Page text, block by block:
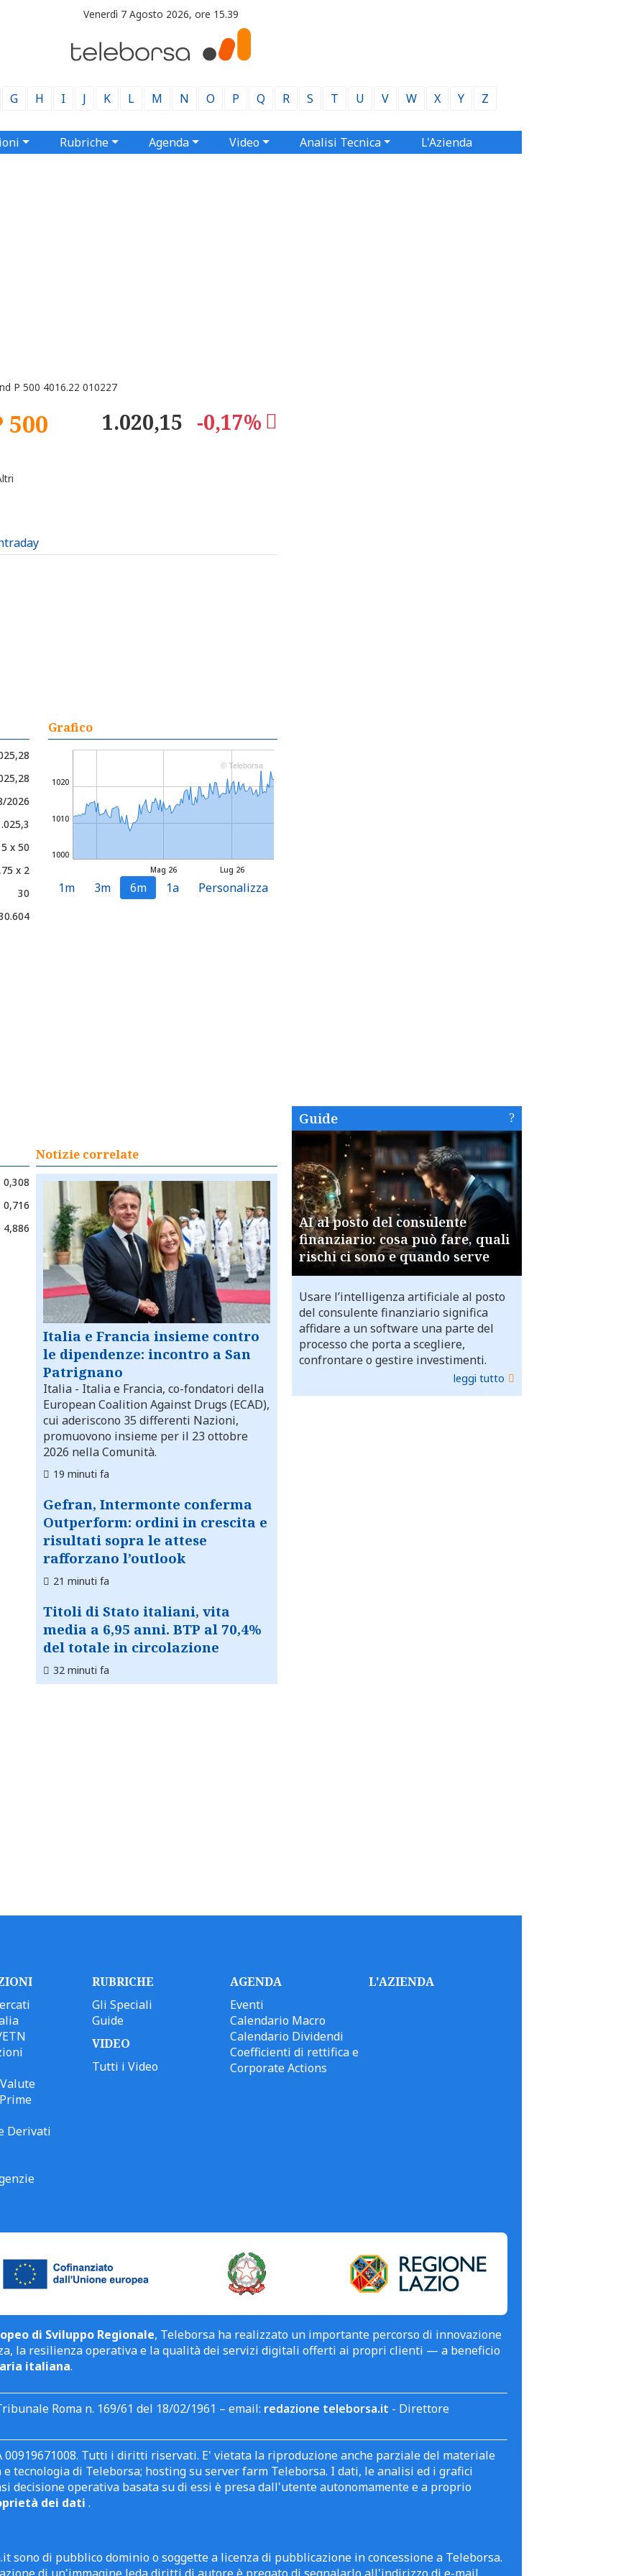
Venerdì 7 Agosto 2026, ore 15.39
G H I J K L M N O P Q R S T U V W X Y Z
Rubriche Agenda Video Analisi Tecnica L'Azienda
P 500 4016.22 010227
500 1.020,15 -0,17%
2026
x 50
x 2
30
Grafico
Lug 26
Mag 26
1000
1010
1020
© Teleborsa
1m 3m 6m 1a Personalizza
0,308
0,716
4,886
Notizie correlate
Italia e Francia insieme contro
le dipendenze: incontro a San
Patrignano
Italia - Italia e Francia, co-fondatori della
European Coalition Against Drugs (ECAD),
cui aderiscono 35 differenti Nazioni,
promuovono insieme per il 23 ottobre
2026 nella Comunità.
19 minuti fa
Gefran, Intermonte conferma
Outperform: ordini in crescita e
risultati sopra le attese
rafforzano l’outlook
21 minuti fa
Titoli di Stato italiani, vita
media a 6,95 anni. BTP al 70,4%
del totale in circolazione
32 minuti fa
Guide
AI al posto del consulente
finanziario: cosa può fare, quali
rischi ci sono e quando serve
Usare l’intelligenza artificiale al posto
del consulente finanziario significa
affidare a un software una parte del
processo che porta a scegliere,
confrontare o gestire investimenti.
leggi tutto
Derivati
RUBRICHE
Gli Speciali
Guide
VIDEO
Tutti i Video
AGENDA
Eventi
Calendario Macro
Calendario Dividendi
Coefficienti di rettifica e
Corporate Actions
L'AZIENDA
di Sviluppo Regionale, Teleborsa ha realizzato un importante percorso di innovazione
la resilienza operativa e la qualità dei servizi digitali offerti ai propri clienti — a beneficio
italiana.
Roma n. 169/61 del 18/02/1961 – email: redazione teleborsa.it - Direttore
00919671008. Tutti i diritti riservati. E' vietata la riproduzione anche parziale del materiale
tecnologia di Teleborsa; hosting su server farm Teleborsa. I dati, le analisi ed i grafici
decisione operativa basata su di essi è presa dall'utente autonomamente e a proprio
dei dati .
sono di pubblico dominio o soggette a licenza di pubblicazione in concessione a Teleborsa.